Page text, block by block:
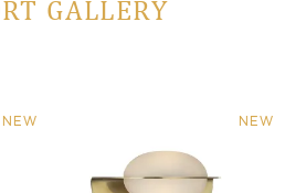
GALLERY
NEW NEW